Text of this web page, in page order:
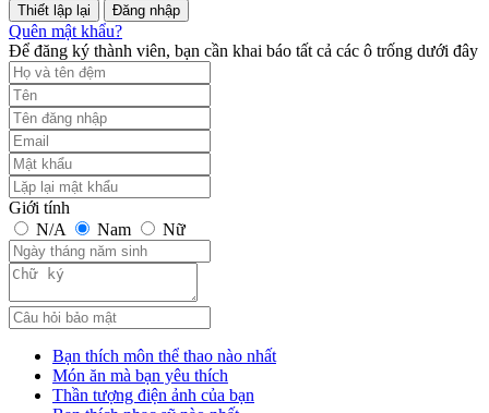
Đăng nhập
Quên mật khẩu?
Để đăng ký thành viên, bạn cần khai báo tất cả các ô trống dưới đây
Giới tính
N/A
Nam Nữ
Bạn thích môn thể thao nào nhất
Món ăn mà bạn yêu thích
Thần tượng điện ảnh của bạn